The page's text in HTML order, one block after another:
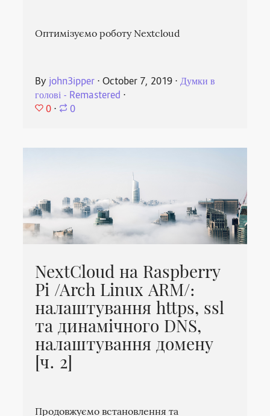
Оптимізуємо роботу Nextcloud
By john3ipper ⋅October 7, 2019 ⋅Думки в
голові - Remastered ⋅
0 ⋅ 0
NextCloud на Raspberry
Pi /Arch Linux ARM/:
налаштування https, ssl
та динамічного DNS,
налаштування домену
[ч. 2]
Продовжуємо встановлення та